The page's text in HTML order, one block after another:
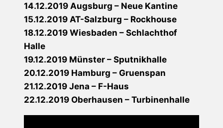
14.12.2019 Augsburg – Neue Kantine
15.12.2019 AT-Salzburg – Rockhouse
18.12.2019 Wiesbaden – Schlachthof
Halle
19.12.2019 Münster – Sputnikhalle
20.12.2019 Hamburg – Gruenspan
21.12.2019 Jena – F-Haus
22.12.2019 Oberhausen – Turbinenhalle